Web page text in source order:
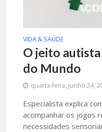
VIDA & SAÚDE
O jeito
do Mundo
quarta-feira, junho 24,
Especialista explica
acompanhar os jogos
necessidades